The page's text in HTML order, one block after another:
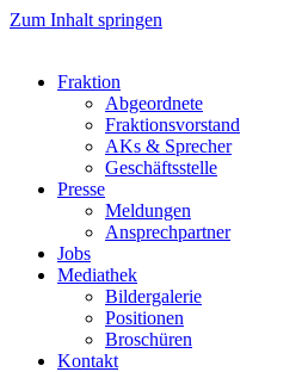
Zum Inhalt springen
Fraktion
Abgeordnete
Fraktions­vorstand
AKs & Sprecher
Geschäftsstelle
Presse
Meldungen
Ansprechpartner
Jobs
Mediathek
Bildergalerie
Positionen
Broschüren
Kontakt